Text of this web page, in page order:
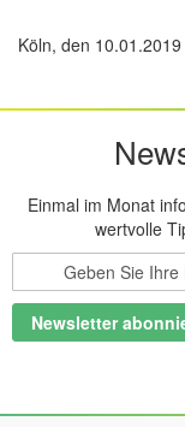
Köln, den 10.01.2019
Einmal im Monat
wertvolle
Melden
Sie
sich
für
Newsletter